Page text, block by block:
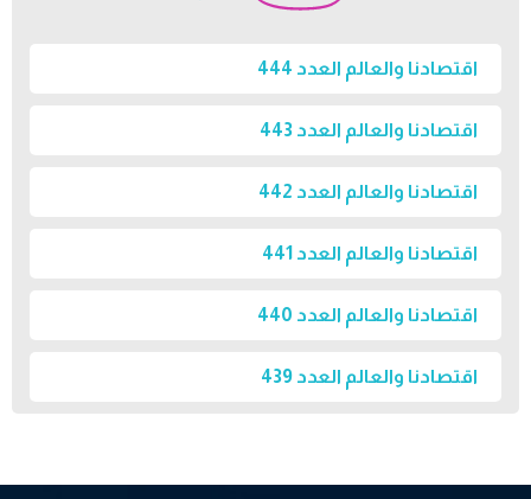
اقتصادنا والعالم العدد 444
اقتصادنا والعالم العدد 443
اقتصادنا والعالم العدد 442
اقتصادنا والعالم العدد 441
اقتصادنا والعالم العدد 440
اقتصادنا والعالم العدد 439